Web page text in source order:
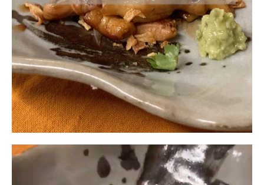
動